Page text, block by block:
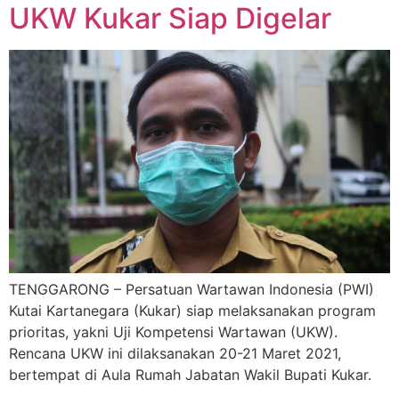
UKW Kukar Siap Digelar
TENGGARONG – Persatuan Wartawan Indonesia (PWI)
Kutai Kartanegara (Kukar) siap melaksanakan program
prioritas, yakni Uji Kompetensi Wartawan (UKW).
Rencana UKW ini dilaksanakan 20-21 Maret 2021,
bertempat di Aula Rumah Jabatan Wakil Bupati Kukar.